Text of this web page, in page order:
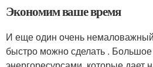
Экономим ваше время
И еще один очень
быстро можно сделать .